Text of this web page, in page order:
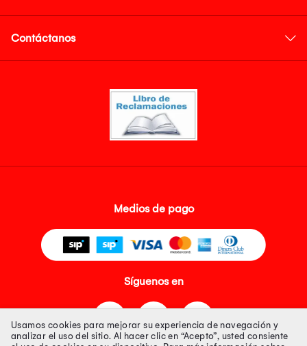
Contáctanos
Medios de pago
Síguenos en
Usamos cookies para mejorar su experiencia de navegación y
analizar el uso del sitio. Al hacer clic en “Acepto”, usted consiente